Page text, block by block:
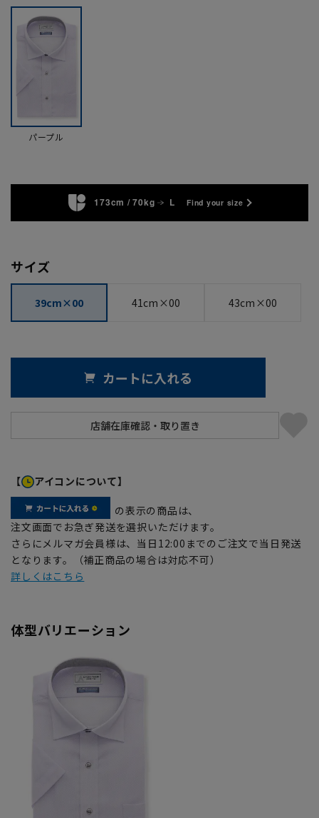
パープル
173cm / 70kg L Find your size
サイズ
39cm×00 41cm×00 43cm×00
カートに入れる
【 アイコンについて】
の表示の商品は、
注文画面でお急ぎ発送を選択いただけます。
さらにメルマガ会員様は、当日12:00までのご注文で当日発送
となります。（補正商品の場合は対応不可）
詳しくはこちら
体型バリエーション